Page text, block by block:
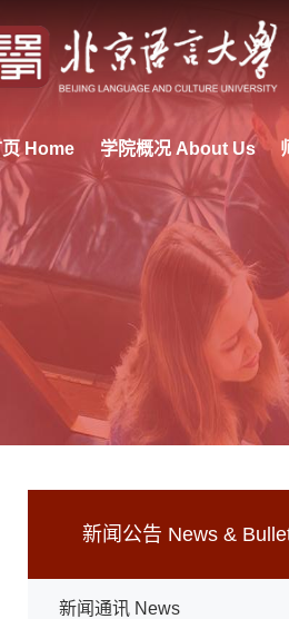
Home 学院概况 About Us
新闻公告 News &
新闻通讯 News